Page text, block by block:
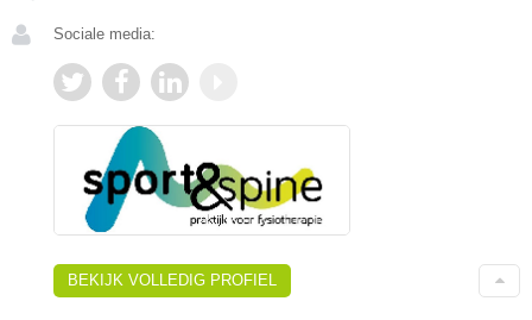
Sociale media:
BEKIJK VOLLEDIG PROFIEL